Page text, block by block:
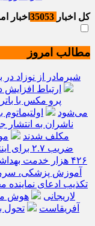
کل اخبار اخبار
مطالب امروز
شیرمادر از نوزاد
ارتباط
می‌شود
ناشران به
مکلف شدند
ضریب ۲.۷ برای اینترنت بین‌الملل چیست؟
۴۲۶ هزار خدمت بهداشتی و درمانی به زائران
آموزش پزشکی،
تکذیب ادعای
لاریجانی
آفریقاست